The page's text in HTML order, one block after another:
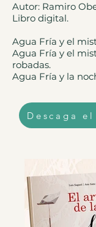
Autor: Ramiro
Libro digital.
Agua Fría y el
Agua Fría y el
robadas.
Agua Fría y la
Descaga